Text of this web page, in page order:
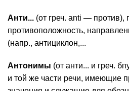
Анти... (от греч. anti — против),
противоположность,
(напр., антициклон,...
Антонимы (от анти... и греч.
и той же части речи, имеющие